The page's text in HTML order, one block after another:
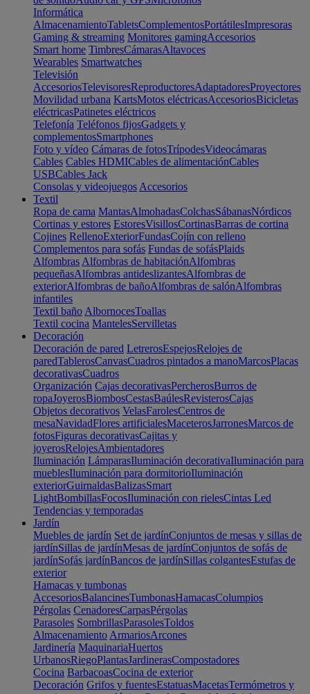
Informática
AlmacenamientoTabletsComplementosPortátilesImpresoras
Gaming & streaming Monitores gamingAccesorios
Smart home TimbresCámarasAltavoces
Wearables Smartwatches
Televisión
AccesoriosTelevisoresReproductoresAdaptadoresProyectores
Movilidad urbana KartsMotos eléctricasAccesoriosBicicletas
eléctricasPatinetes eléctricos
Telefonía Teléfonos fijosGadgets y
complementosSmartphones
Foto y vídeo Cámaras de fotosTrípodesVideocámaras
Cables Cables HDMICables de alimentaciónCables
USBCables Jack
Consolas y videojuegos Accesorios
Textil
Ropa de cama MantasAlmohadasColchasSábanasNórdicos
Cortinas y estores EstoresVisillosCortinasBarras de cortina
Cojines RellenoExteriorFundasCojín con relleno
Complementos para sofás Fundas de sofásPlaids
Alfombras Alfombras de habitaciónAlfombras
pequeñasAlfombras antideslizantesAlfombras de
exteriorAlfombras de bañoAlfombras de salónAlfombras
infantiles
Textil baño AlbornocesToallas
Textil cocina MantelesServilletas
Decoración
Decoración de pared LetrerosEspejosRelojes de
paredTablerosCanvasCuadros pintados a manoMarcosPlacas
decorativasCuadros
Organización Cajas decorativasPercherosBurros de
ropaJoyerosBiombosCestasBaúlesRevisterosCajas
Objetos decorativos VelasFarolesCentros de
mesaNavidadFlores artificialesMaceterosJarronesMarcos de
fotosFiguras decorativasCajitas y
joyerosRelojesAmbientadores
Iluminación LámparasIluminación decorativaIluminación para
mueblesIluminación para dormitorioIluminación
exteriorGuirnaldasBalizasSmart
LightBombillasFocosIluminación con rielesCintas Led
Tendencias y temporadas
Jardín
Muebles de jardín Set de jardínConjuntos de mesas y sillas de
jardínSillas de jardínMesas de jardínConjuntos de sofás de
jardínSofás jardínBancos de jardínSillas colgantesEstufas de
exterior
Hamacas y tumbonas
AccesoriosBalancinesTumbonasHamacasColumpios
Pérgolas CenadoresCarpasPérgolas
Parasoles SombrillasParasolesToldos
Almacenamiento ArmariosArcones
Jardinería MaquinariaHuertos
UrbanosRiegoPlantasJardinerasCompostadores
Cocina BarbacoasCocina de exterior
Decoración Grifos y fuentesEstatuasMacetasTermómetros y